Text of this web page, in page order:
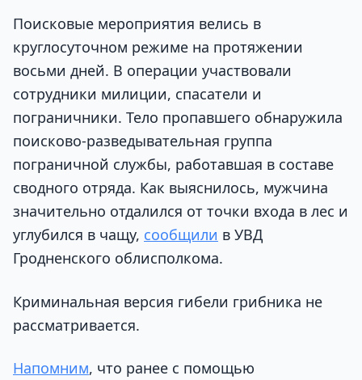
Поисковые мероприятия велись в
круглосуточном режиме на протяжении
восьми дней. В операции участвовали
сотрудники милиции, спасатели и
пограничники. Тело пропавшего обнаружила
поисково-разведывательная группа
пограничной службы, работавшая в составе
сводного отряда. Как выяснилось, мужчина
значительно отдалился от точки входа в лес и
углубился в чащу, сообщили в УВД
Гродненского облисполкома.
Криминальная версия гибели грибника не
рассматривается.
Напомним, что ранее с помощью